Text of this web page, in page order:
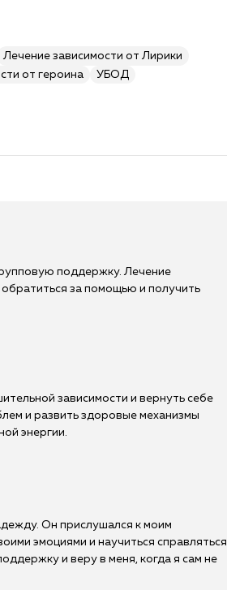
Лечение зависимости от Лирики
от героина
УБОД
поддержку. Лечение
за помощью и получить
зависимости и вернуть себе
и развить здоровые механизмы
энергии.
Он прислушался к моим
эмоциями и научиться справляться
и веру в меня, когда я сам не